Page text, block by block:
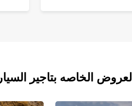
العروض الخاصه بتاجير